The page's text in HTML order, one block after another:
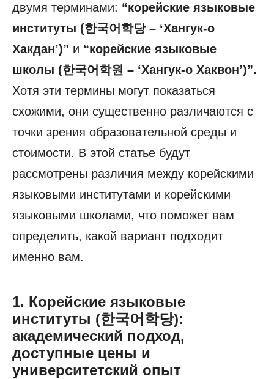
двумя терминами: “корейские языковые
институты (한국어학당 – ‘Хангук-о
Хакдан’)” и “корейские языковые
школы (한국어학원 – ‘Хангук-о Хаквон’)”.
Хотя эти термины могут показаться
схожими, они существенно различаются с
точки зрения образовательной среды и
стоимости. В этой статье будут
рассмотрены различия между корейскими
языковыми институтами и корейскими
языковыми школами, что поможет вам
определить, какой вариант подходит
именно вам.
1. Корейские языковые
институты (한국어학당):
академический подход,
доступные цены и
университетский опыт